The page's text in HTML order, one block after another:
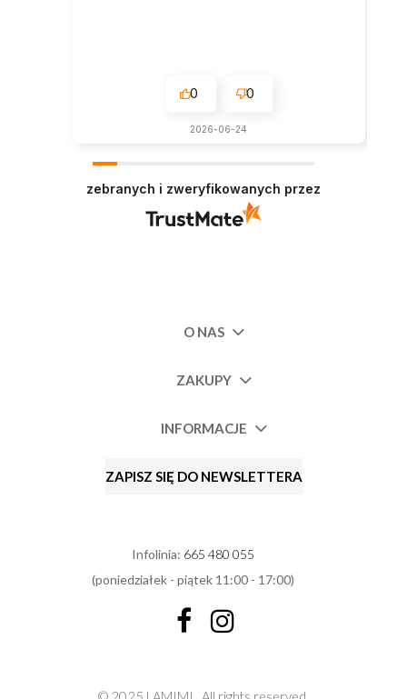
0 0
2026-06-24
zebranych i zweryfikowanych przez
O NAS
ZAKUPY
INFORMACJE
ZAPISZ SIĘ DO NEWSLETTERA
Infolinia: 665 480 055
(poniedziałek - piątek 11:00 - 17:00)